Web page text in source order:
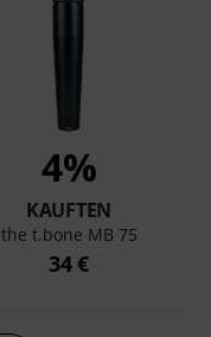
4%
KAUFTEN
the t.bone MB 75
34 €